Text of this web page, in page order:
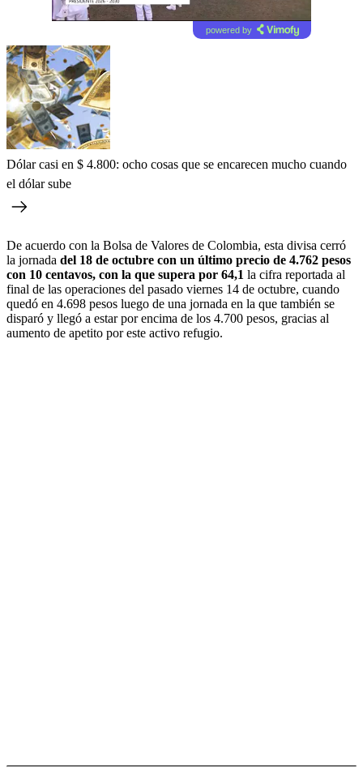
powered by
Dólar casi en $ 4.800: ocho cosas que se encarecen mucho cuando
el dólar sube
De acuerdo con la Bolsa de Valores de Colombia, esta divisa cerró
la jornada del 18 de octubre con un último precio de 4.762 pesos
con 10 centavos, con la que supera por 64,1 la cifra reportada al
final de las operaciones del pasado viernes 14 de octubre, cuando
quedó en 4.698 pesos luego de una jornada en la que también se
disparó y llegó a estar por encima de los 4.700 pesos, gracias al
aumento de apetito por este activo refugio.